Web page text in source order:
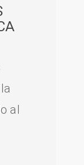
al